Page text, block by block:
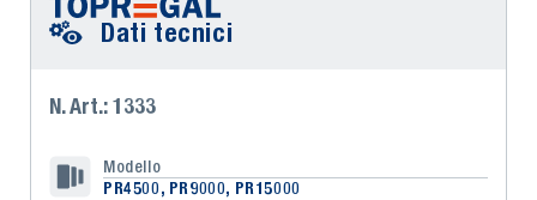
Dati tecnici
N. Art.: 1333
Modello
PR4500, PR9000, PR15000